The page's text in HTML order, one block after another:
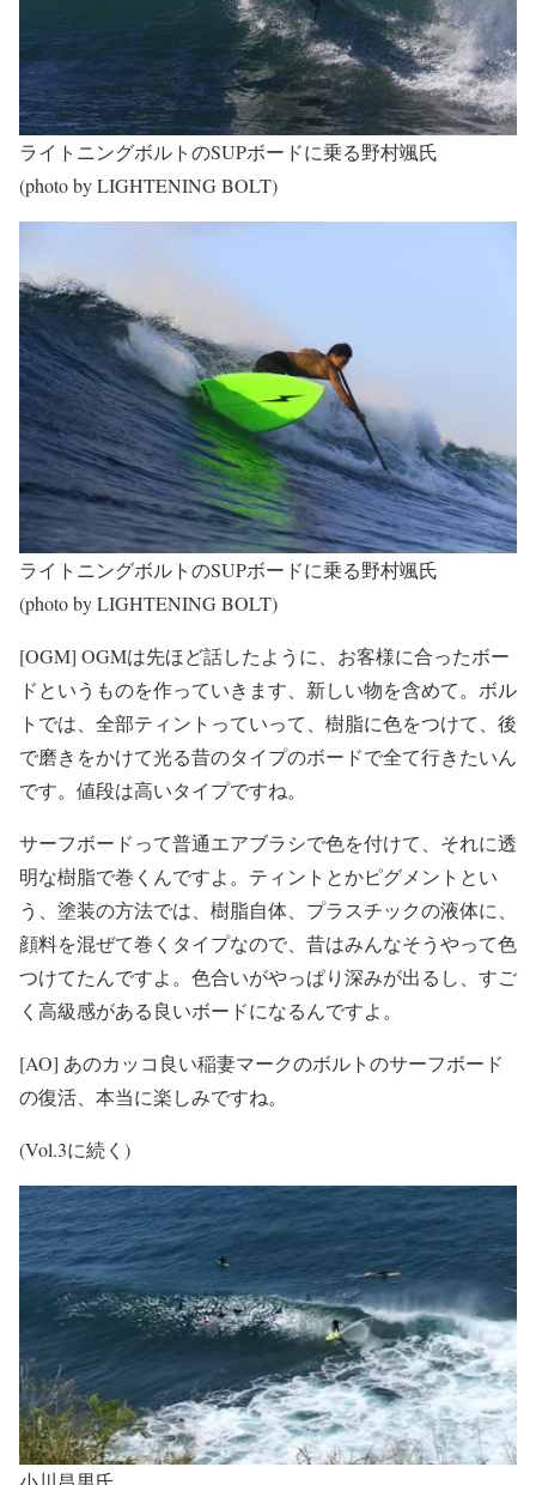
ライトニングボルトのSUPボードに乗る野村颯氏
(photo by LIGHTENING BOLT)
ライトニングボルトのSUPボードに乗る野村颯氏
(photo by LIGHTENING BOLT)
[OGM] OGMは先ほど話したように、お客様に合ったボー
ドというものを作っていきます、新しい物を含めて。ボル
トでは、全部ティントっていって、樹脂に色をつけて、後
で磨きをかけて光る昔のタイプのボードで全て行きたいん
です。値段は高いタイプですね。
サーフボードって普通エアブラシで色を付けて、それに透
明な樹脂で巻くんですよ。ティントとかピグメントとい
う、塗装の方法では、樹脂自体、プラスチックの液体に、
顔料を混ぜて巻くタイプなので、昔はみんなそうやって色
つけてたんですよ。色合いがやっぱり深みが出るし、すご
く高級感がある良いボードになるんですよ。
[AO] あのカッコ良い稲妻マークのボルトのサーフボード
の復活、本当に楽しみですね。
(Vol.3に続く)